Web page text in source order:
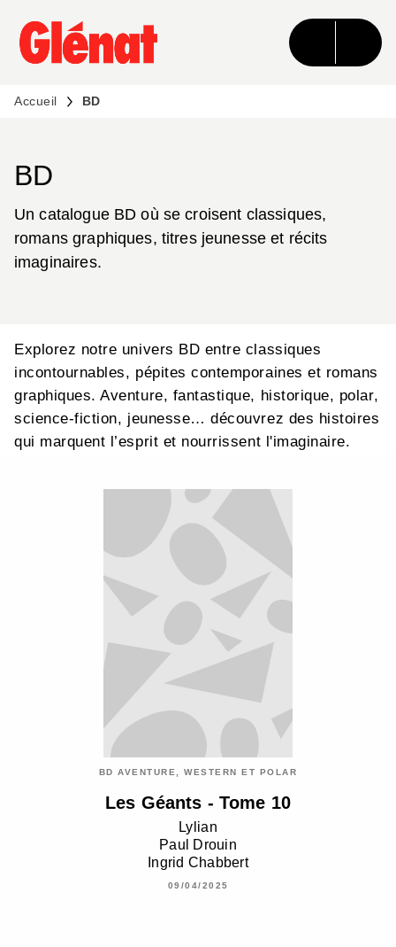
MENU RECHERCHE CONTENU
PIED DE PAGE
Accueil BD
BD
Un catalogue BD où se croisent classiques,
romans graphiques, titres jeunesse et récits
imaginaires.
Explorez notre univers BD entre classiques
incontournables, pépites contemporaines et romans
graphiques. Aventure, fantastique, historique, polar,
science-fiction, jeunesse… découvrez des histoires
qui marquent l’esprit et nourrissent l'imaginaire.
BD AVENTURE, WESTERN ET POLAR
Les Géants - Tome 10
Lylian
Paul Drouin
Ingrid Chabbert
09/04/2025